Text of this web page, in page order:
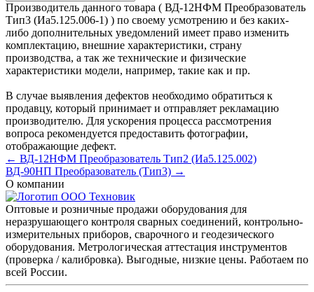
Производитель данного товара ( ВД-12НФМ Преобразователь
Тип3 (Иа5.125.006-1) ) по своему усмотрению и без каких-
либо дополнительных уведомлений имеет право изменить
комплектацию, внешние характеристики, страну
производства, а так же технические и физические
характеристики модели, например, такие как и пр.
В случае выявления дефектов необходимо обратиться к
продавцу, который принимает и отправляет рекламацию
производителю. Для ускорения процесса рассмотрения
вопроса рекомендуется предоставить фотографии,
отображающие дефект.
← ВД-12НФМ Преобразователь Тип2 (Иа5.125.002)
ВД-90НП Преобразователь (Тип3) →
О компании
Оптовые и розничные продажи оборудования для
неразрушающего контроля сварных соединений, контрольно-
измерительных приборов, сварочного и геодезического
оборудования. Метрологическая аттестация инструментов
(проверка / калибровка). Выгодные, низкие цены. Работаем по
всей России.